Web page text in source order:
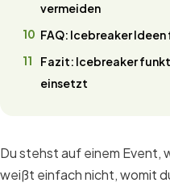
vermeiden
FAQ: Icebreaker Ideen
Fazit: Icebreaker
einsetzt
Du stehst auf einem Event,
weißt einfach nicht, womit